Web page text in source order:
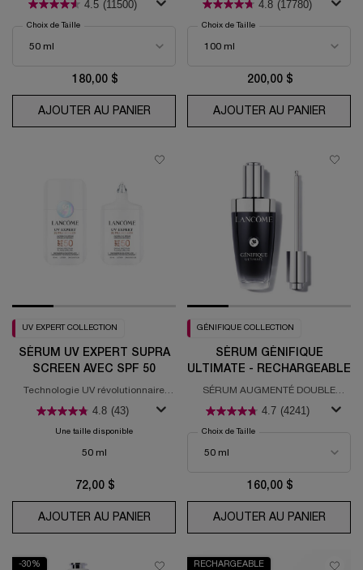
4.5 (11500)
Choix de Taille
180,00 $
AJOUTER AU PANIERRÉNERGIE H.C.F. TRIPLE SÉRUM
4.8 (17780)
Choix de Taille
200,00 $
AJOUTER AU PANIERLA VIE
UV EXPERT COLLECTION
SÉRUM UV EXPERT SUPRA
SCREEN AVEC SPF 50
Technologie UV révolutionnaire
ingrédients dermatologiques anti-
âge
4.8 (43)
Une taille disponible
50 ml
72,00 $
AJOUTER AU PANIERSÉRUM UV EXPERT SUPRA SCREEN
GÉNIFIQUE COLLECTION
SÉRUM GÉNIFIQUE
ULTIMATE - RECHARGEABLE
SÉRUM AUGMENTÉ DOUBLE
4.7 (4241)
Choix de Taille
160,00 $
AJOUTER AU PANIER
-30% RECHARGEABLE